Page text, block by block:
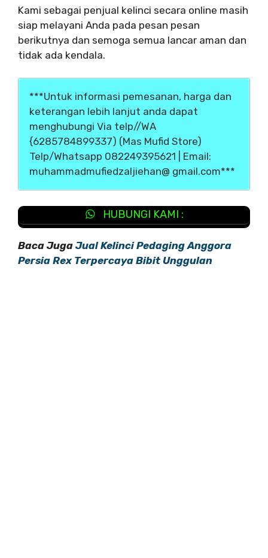
Kami sebagai penjual kelinci secara online masih
siap melayani Anda pada pesan pesan
berikutnya dan semoga semua lancar aman dan
tidak ada kendala.
***Untuk informasi pemesanan, harga dan
keterangan lebih lanjut anda dapat
menghubungi Via telp//WA
{6285784899337) (Mas Mufid Store)
Telp/Whatsapp 082249395621 | Email:
muhammadmufiedzaljiehan@ gmail.com***
HUBUNGI KAMI :
Baca Juga Jual Kelinci Pedaging Anggora
Persia Rex Terpercaya Bibit Unggulan